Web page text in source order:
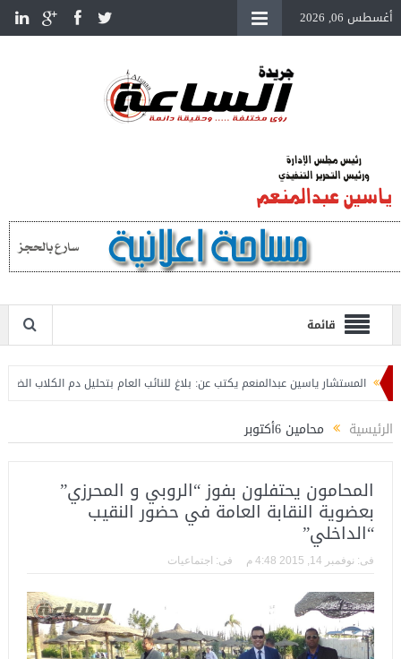
أغسطس 06, 2026
قائمة
المستشار ياسين عبدالمنعم يكتب عن: بلاغ للنائب العام بتحليل دم الكلاب الضالة
مديراً لتأهيل الكوادر الشبابية بوزارة الشباب والرياضة
الرئيسية محامين 6أكتوبر
المحامون يحتفلون بفوز “الروبي و المحرزي”
بعضوية النقابة العامة في حضور النقيب
“الداخلي”
فى: نوفمبر 14, 2015 4:48 م فى: اجتماعيات